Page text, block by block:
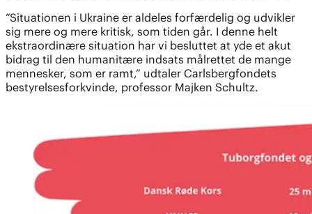
”Situationen i Ukraine er aldeles forfærdelig og udvikler
sig mere og mere kritisk, som tiden går. I denne helt
ekstraordinære situation har vi besluttet at yde et akut
bidrag til den humanitære indsats målrettet de mange
mennesker, som er ramt,” udtaler Carlsbergfondets
bestyrelsesforkvinde, professor Majken Schultz.